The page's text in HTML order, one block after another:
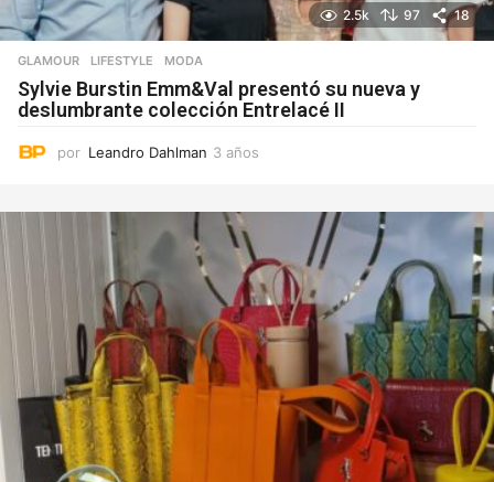
2.5k 97 18
GLAMOUR ,LIFESTYLE MODA
Sylvie Burstin Emm&Val presentó su nueva y
deslumbrante colección Entrelacé II
por Leandro Dahlman 3 años
o